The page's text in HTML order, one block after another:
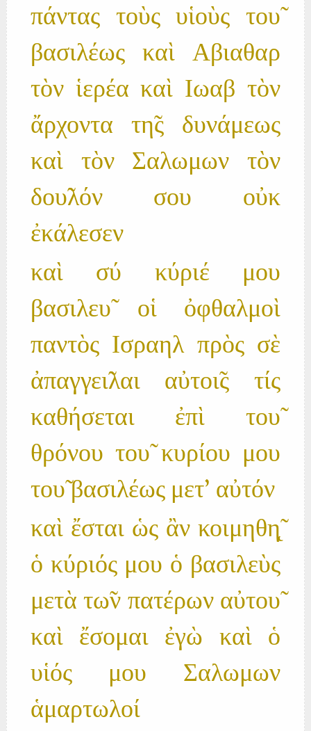
πάντας τοὺς υἱοὺς του̃
βασιλέως καὶ Αβιαθαρ
τὸν ἱερέα καὶ Ιωαβ τὸν
ἄρχοντα τη̃ς δυνάμεως
καὶ τὸν Σαλωμων τὸν
δου̃λόν σου οὐκ
ἐκάλεσεν
καὶ σύ κύριέ μου
βασιλευ̃ οἱ ὀφθαλμοὶ
παντὸς Ισραηλ πρὸς σὲ
ἀπαγγει̃λαι αὐτοι̃ς τίς
καθήσεται ἐπὶ του̃
θρόνου του̃ κυρίου μου
του̃ βασιλέως μετ' αὐτόν
καὶ ἔσται ὡς ἂν κοιμηθη̨̃
ὁ κύριός μου ὁ βασιλεὺς
μετὰ τω̃ν πατέρων αὐτου̃
καὶ ἔσομαι ἐγὼ καὶ ὁ
υἱός μου Σαλωμων
ἁμαρτωλοί